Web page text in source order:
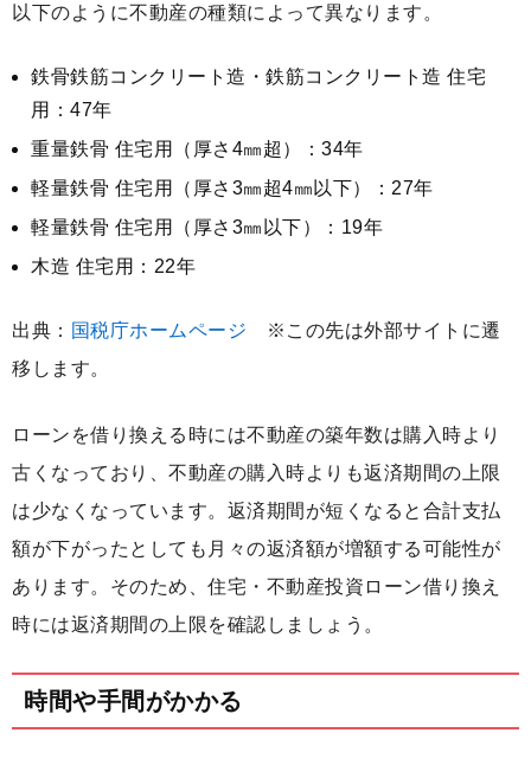
以下のように不動産の種類によって異なります。
鉄骨鉄筋コンクリート造・鉄筋コンクリート造 住宅
用：47年
重量鉄骨 住宅用（厚さ4㎜超）：34年
軽量鉄骨 住宅用（厚さ3㎜超4㎜以下）：27年
軽量鉄骨 住宅用（厚さ3㎜以下）：19年
木造 住宅用：22年
出典： 国税庁ホームページ ※この先は外部サイトに遷
移します。
ローンを借り換える時には不動産の築年数は購入時より
古くなっており、不動産の購入時よりも返済期間の上限
は少なくなっています。返済期間が短くなると合計支払
額が下がったとしても月々の返済額が増額する可能性が
あります。そのため、住宅・不動産投資ローン借り換え
時には返済期間の上限を確認しましょう。
時間や手間がかかる